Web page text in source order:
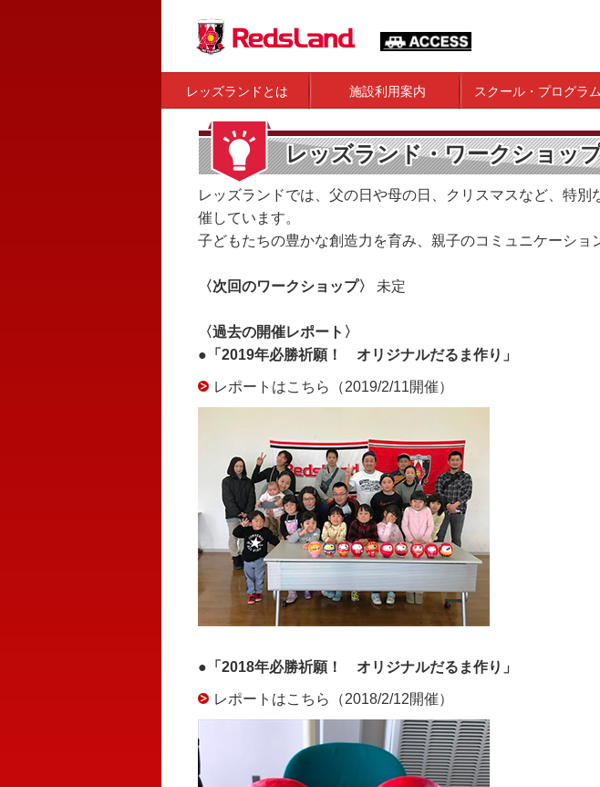
レッズランドとは 施設利用案内 スクール・プログラム
レッズランド・ワークショッ
レッズランドでは、父の日や母の日、クリスマスなど、特
催しています。
子どもたちの豊かな創造力を育み、親子のコミュニケーショ
〈次回のワークショップ〉 未定
〈過去の開催レポート〉
●「2019年必勝祈願！ オリジナルだるま作り」
レポートはこちら（2019/2/11開催）
●「2018年必勝祈願！ オリジナルだるま作り」
レポートはこちら（2018/2/12開催）